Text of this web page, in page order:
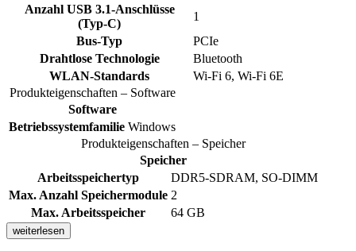
Anzahl USB 3.1-Anschlüsse
(Typ-C)
1
Bus-Typ
PCIe
Drahtlose Technologie
Bluetooth
WLAN-Standards
Wi-Fi 6, Wi-Fi 6E
Produkteigenschaften – Software
Software
Betriebssystemfamilie Windows
Produkteigenschaften – Speicher
Speicher
Arbeitsspeichertyp
DDR5-SDRAM, SO-DIMM
Max. Anzahl Speichermodule 2
Max. Arbeitsspeicher
64 GB
weiterlesen